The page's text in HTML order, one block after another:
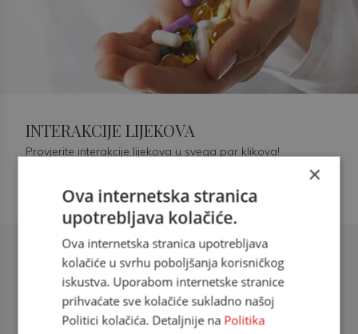
Šećerna bolest tip 2 = kardiovaskularna
doc. dr. sc. Višnja Kokić Maleš,
dr.med., specijalististica
INTERAKCIJE LIJEKOVA
Provjerite interakcije lijekova u svega par klikova!
×
Ova internetska stranica
upotrebljava kolačiće.
Ova internetska stranica upotrebljava
kolačiće u svrhu poboljšanja korisničkog
iskustva. Uporabom internetske stranice
prihvaćate sve kolačiće sukladno našoj
Politici kolačića. Detaljnije na Politika